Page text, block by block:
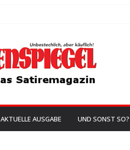
AKTUELLE AUSGABE UND SONST SO?